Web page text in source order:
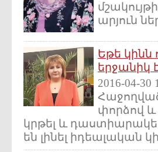
արյուն
Եթե կինն
երջանիկ
2016-04-30
փորձով և
կրթել և
են լինել իդեալական